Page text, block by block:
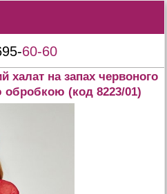
60-60
халат на запах червоного
обробкою (код 8223/01)